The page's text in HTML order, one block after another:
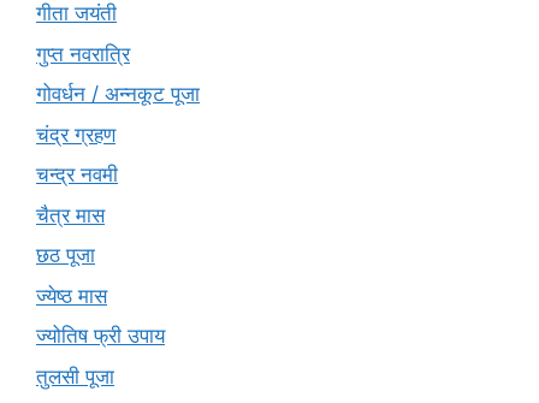
गीता जयंती
गुप्त नवरात्रि
गोवर्धन / अन्नकूट पूजा
चंद्र ग्रहण
चन्द्र नवमी
चैत्र मास
छठ पूजा
ज्येष्ठ मास
ज्योतिष फ्री उपाय
तुलसी पूजा